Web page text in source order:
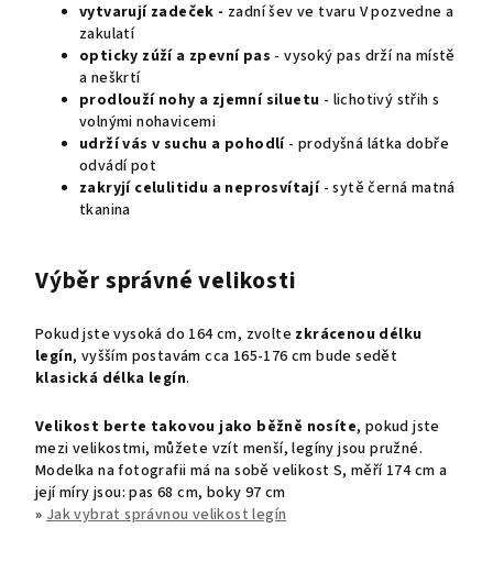
vytvarují zadeček - zadní šev ve tvaru V pozvedne a
zakulatí
opticky zúží a zpevní pas - vysoký pas drží na místě
a neškrtí
prodlouží nohy a zjemní siluetu - lichotivý střih s
volnými nohavicemi
udrží vás v suchu a pohodlí - prodyšná látka dobře
odvádí pot
zakryjí celulitidu a neprosvítají- sytě černá matná
tkanina
Výběr správné velikosti
Pokud jste vysoká do 164 cm, zvolte zkrácenou délku
legín, vyšším postavám cca 165-176 cm bude sedět
klasická délka legín.
Velikost berte takovou jako běžně nosíte, pokud jste
mezi velikostmi, můžete vzít menší, legíny jsou pružné.
Modelka na fotografii má na sobě velikost S, měří 174 cm a
její míry jsou: pas 68 cm, boky 97 cm
»Jak vybrat správnou velikost legín